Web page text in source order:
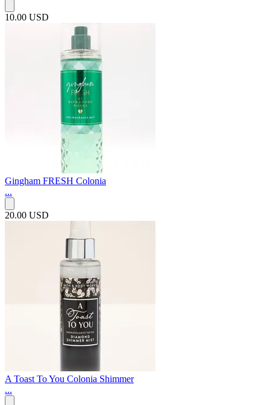
10.00 USD
Gingham FRESH Colonia
...
20.00 USD
A Toast To You Colonia Shimmer
...